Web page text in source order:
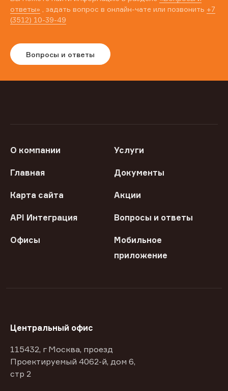
ответы» , задать вопрос в онлайн-чате или позвонить +7
(3512) 10-39-49
Вопросы и ответы
О компании Услуги
Главная Документы
Карта сайта Акции
API Интеграция Вопросы и ответы
Офисы
Мобильное
приложение
Центральный офис
115432, г Москва, проезд
Проектируемый 4062-й, дом 6,
стр 2